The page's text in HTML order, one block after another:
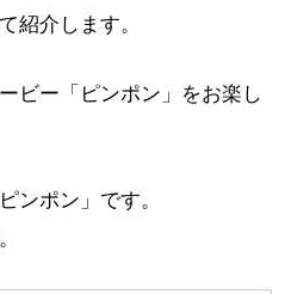
紹介します。
ビー「ピンポン」をお楽し
ンポン」です。